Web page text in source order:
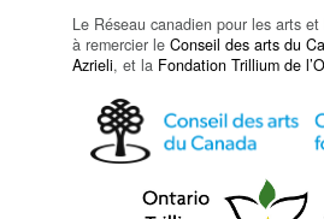
Le Réseau canadien pour les arts et
à remercier le Conseil des arts du
Azrieli, et la Fondation Trillium de